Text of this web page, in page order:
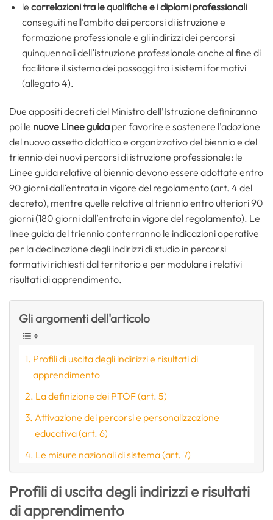
le correlazioni tra le qualifiche e i diplomi professionali
conseguiti nell’ambito dei percorsi di istruzione e
formazione professionale e gli indirizzi dei percorsi
quinquennali dell’istruzione professionale anche al fine di
facilitare il sistema dei passaggi tra i sistemi formativi
(allegato 4).
Due appositi decreti del Ministro dell’Istruzione definiranno
poi le nuove Linee guida per favorire e sostenere l’adozione
del nuovo assetto didattico e organizzativo del biennio e del
triennio dei nuovi percorsi di istruzione professionale: le
Linee guida relative al biennio devono essere adottate entro
90 giorni dall’entrata in vigore del regolamento (art. 4 del
decreto), mentre quelle relative al triennio entro ulteriori 90
giorni (180 giorni dall’entrata in vigore del regolamento). Le
linee guida del triennio conterranno le indicazioni operative
per la declinazione degli indirizzi di studio in percorsi
formativi richiesti dal territorio e per modulare i relativi
risultati di apprendimento.
Gli argomenti dell'articolo
Profili di uscita degli indirizzi e risultati di
apprendimento
La definizione dei PTOF (art. 5)
Attivazione dei percorsi e personalizzazione
educativa (art. 6)
Le misure nazionali di sistema (art. 7)
Profili di uscita degli indirizzi e risultati
di apprendimento